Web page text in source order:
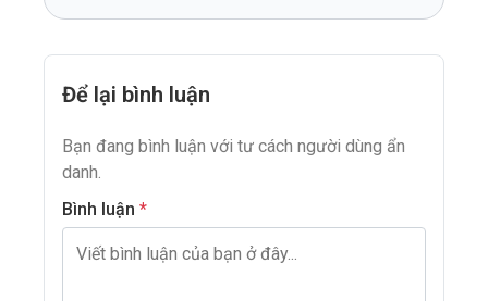
Để lại bình luận
Bạn đang bình luận với tư cách người dùng ẩn
danh.
Bình luận *